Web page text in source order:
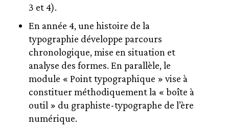
MÉDIATHÈQUE
GLOSSAIRE
BIBLIOGRAPHIE
CRÉDITS
3 et 4).
En année 4, une histoire de la
typographie développe parcours
chronologique, mise en situation et
analyse des formes. En parallèle, le
module « Point typographique » vise à
constituer méthodiquement la « boîte à
outil » du graphiste-typographe de l’ère
numérique.